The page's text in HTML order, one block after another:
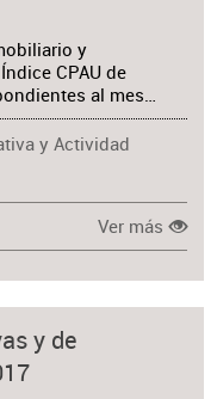
y
CPAU de
al mes…
y Actividad
Ver más
y de